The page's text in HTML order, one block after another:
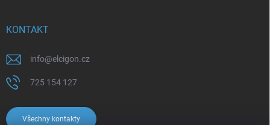
KONTAKT
info@elcigon.cz
725 154 127
Všechny kontakty